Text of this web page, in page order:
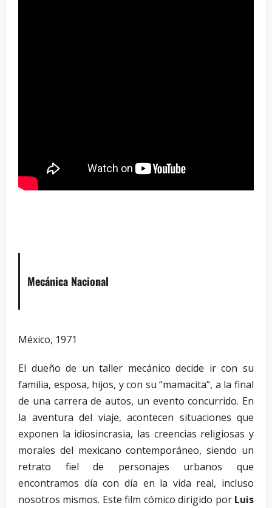
Mecánica Nacional
México, 1971
El dueño de un taller mecánico decide ir con su
familia, esposa, hijos, y con su “mamacita”, a la final
de una carrera de autos, un evento concurrido. En
la aventura del viaje, acontecen situaciones que
exponen la idiosincrasia, las creencias religiosas y
morales del mexicano contemporáneo, siendo un
retrato fiel de personajes urbanos que
encontramos día con día en la vida real, incluso
nosotros mismos. Este film cómico dirigido por Luis